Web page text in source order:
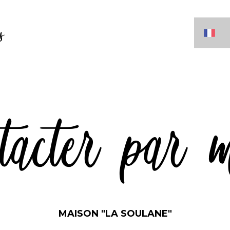
par
MAISON "LA SOULANE"